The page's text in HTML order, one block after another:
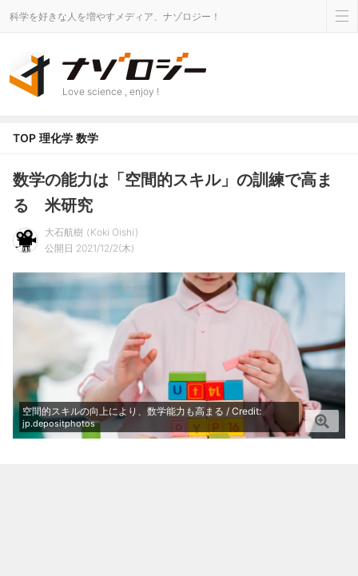
科学を好きな人を増やすメディア、ナゾロジー！
Love science , enjoy !
TOP 理化学 数学
数学の能力は「空間的スキル」の訓練で高ま
る 米研究
大石航樹
Koki Oishi
公開日 2021/12/2(木)
空間的スキルの向上により、数学能力も高まる / Credit:
jp.depositphotos